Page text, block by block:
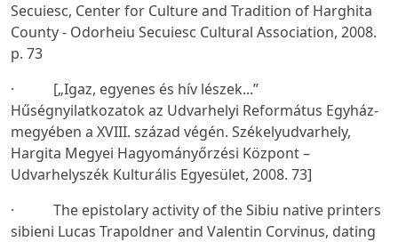
Secuiesc, Center for Culture and Tradition of Harghita
County - Odorheiu Secuiesc Cultural Association, 2008.
p. 73
· [„Igaz, egyenes és hív lészek...”
Hűségnyilatkozatok az Udvarhelyi Református Egyház-
megyében a XVIII. század végén. Székelyudvarhely,
Hargita Megyei Hagyományőrzési Központ –
Udvarhelyszék Kulturális Egyesület, 2008. 73]
· The epistolary activity of the Sibiu native printers
sibieni Lucas Trapoldner and Valentin Corvinus, dating